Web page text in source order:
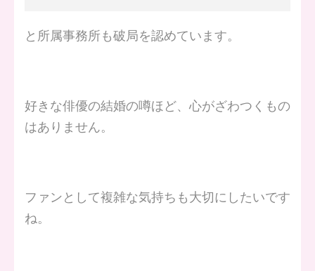
と所属事務所も破局を認めています。
好きな俳優の結婚の噂ほど、心がざわつくもの
はありません。
ファンとして複雑な気持ちも大切にしたいです
ね。